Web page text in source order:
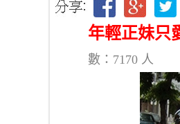
年輕正妹只
數：7170 人